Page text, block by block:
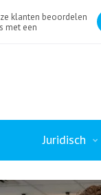
klanten beoordelen
met een
Juridisch